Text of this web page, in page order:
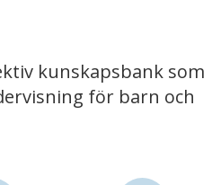
kunskapsbank som
för barn och